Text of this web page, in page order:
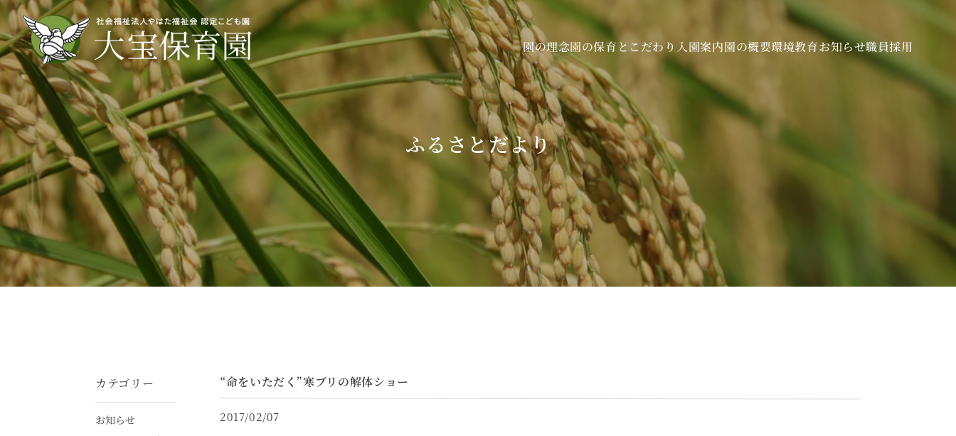
園の理念園の保育とこだわり 入園案内園の概要環境教育お知らせ職員採用
ふるさとだより
カテゴリー
お知らせ
“命をいただく”寒ブリの解体ショー
2017/02/07